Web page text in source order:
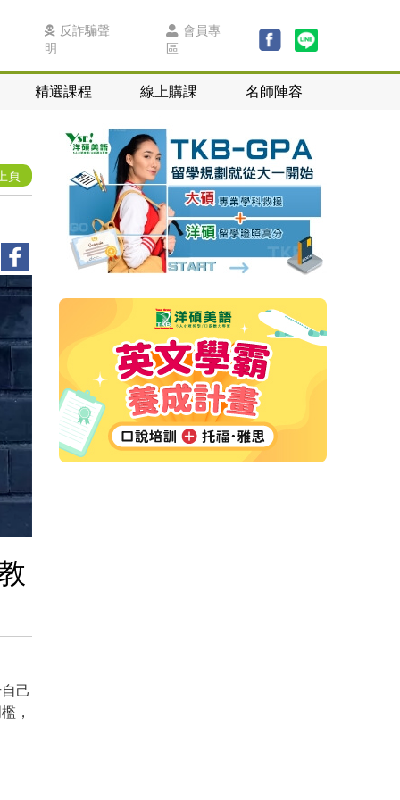
反詐騙聲
明
會員專
區
精選課程 線上購課 名師陣容
頁
己
，